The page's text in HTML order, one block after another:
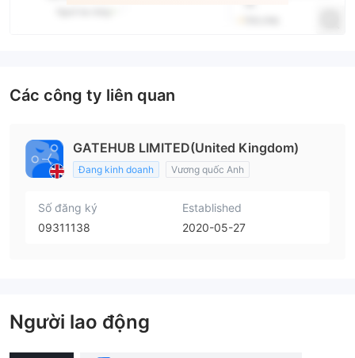
Các công ty liên quan
GATEHUB LIMITED(United Kingdom)
Đang kinh doanh Vương quốc Anh
Số đăng ký
09311138
Established
2020-05-27
Người lao động